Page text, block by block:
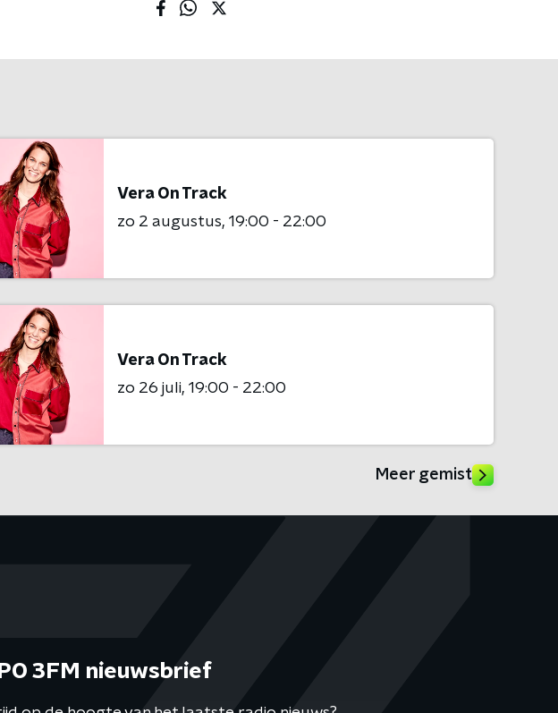
Vera On Track
zo 2 augustus 19:00 - 22:00
Vera On Track
zo 26 juli 19:00 - 22:00
Meer gemist
3FM nieuwsbrief